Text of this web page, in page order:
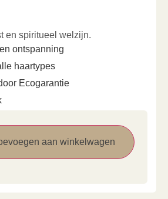
en spiritueel welzijn.
ontspanning
haartypes
Ecogarantie
aan winkelwagen